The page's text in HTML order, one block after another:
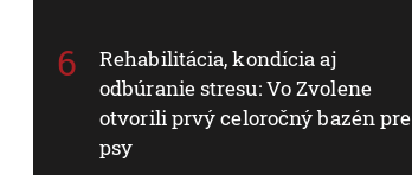
Rehabilitácia, kondícia aj
odbúranie stresu: Vo Zvolene
otvorili prvý celoročný bazén pre
psy